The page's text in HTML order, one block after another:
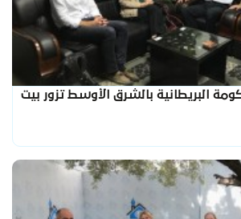
البريطانية بالشرق الأوسط تزور بيت